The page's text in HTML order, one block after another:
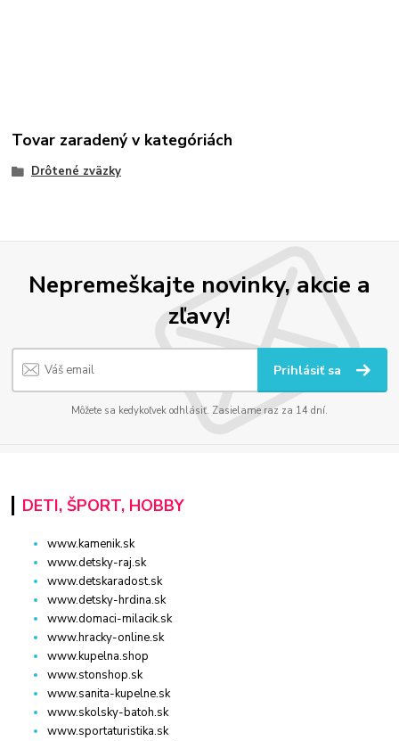
Tovar zaradený v kategóriách
Drôtené zväzky
Nepremeškajte novinky, akcie a
zľavy!
Prihlásiť sa
Môžete sa kedykoľvek odhlásiť. Zasielame raz za 14 dní.
DETI, ŠPORT, HOBBY
www.kamenik.sk
www.detsky-raj.sk
www.detskaradost.sk
www.detsky-hrdina.sk
www.domaci-milacik.sk
www.hracky-online.sk
www.kupelna.shop
www.stonshop.sk
www.sanita-kupelne.sk
www.skolsky-batoh.sk
www.sportaturistika.sk